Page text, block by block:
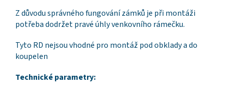
Z důvodu správného fungování zámků je při montáži
potřeba dodržet pravé úhly venkovního rámečku.
Tyto RD nejsou vhodné pro montáž pod obklady a do
koupelen
Technické parametry: